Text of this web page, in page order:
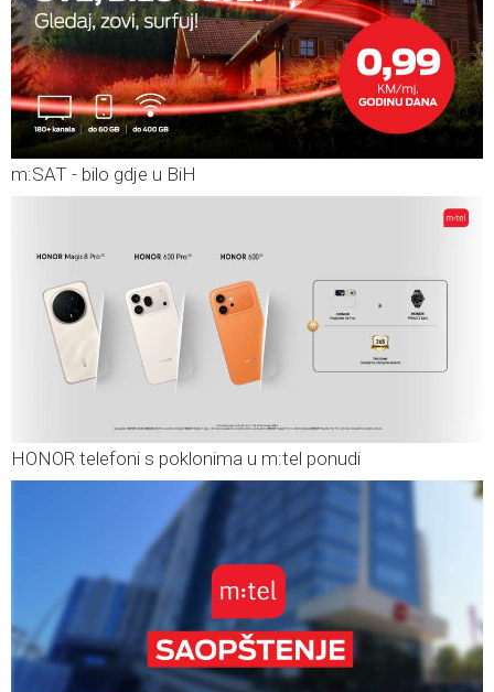
m:SAT - bilo gdje u BiH
HONOR telefoni s poklonima u m:tel ponudi